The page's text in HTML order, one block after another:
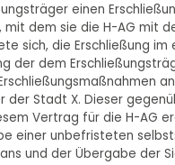
einen
dem sie die H-AG mit
sich, die Erschließung im
der dem
Stadt X. Dieser
Vertrag für die H-AG
einer unbefristeten
und der Übergabe der